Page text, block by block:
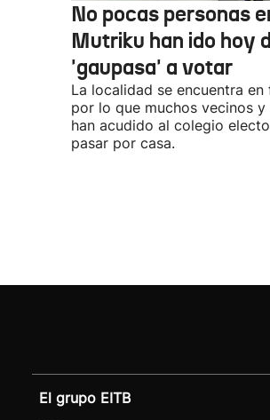
No pocas personas
Mutriku han ido hoy
'gaupasa' a votar
La localidad se encuentra en
por lo que muchos vecinos y
han acudido al colegio
pasar por casa.
El grupo EITB